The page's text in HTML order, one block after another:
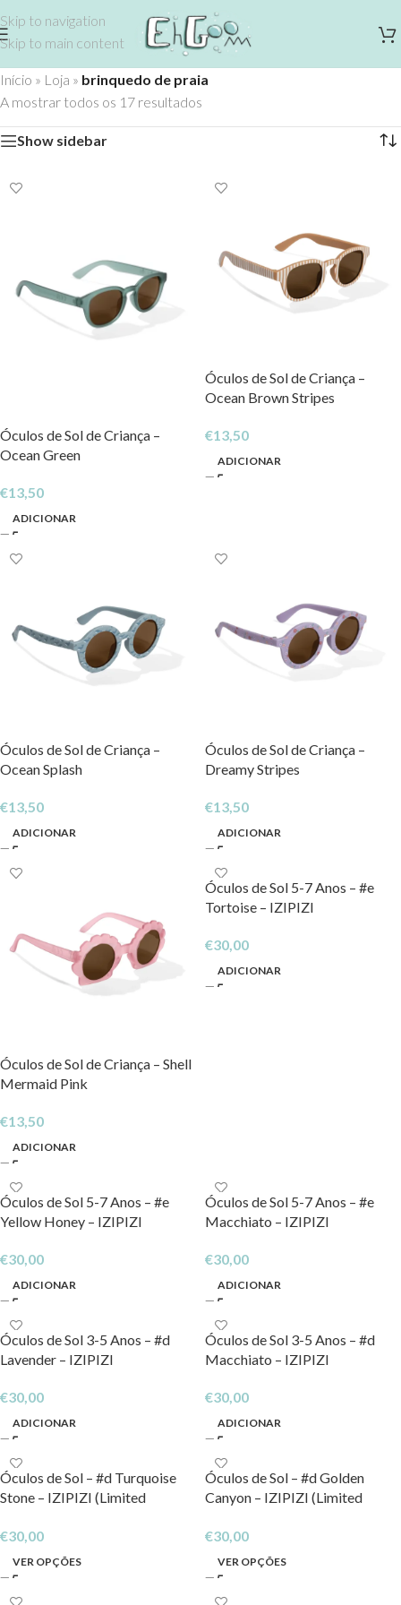
Skip to navigation
Skip to main content
Início » Loja » brinquedo de praia
A mostrar todos os 17 resultados
Show sidebar
Óculos de Sol de Criança –
Ocean Green
€13,50
ADICIONAR
Óculos de Sol de Criança –
Ocean Brown Stripes
€13,50
ADICIONAR
Óculos de Sol de Criança –
Ocean Splash
€13,50
ADICIONAR
Óculos de Sol de Criança –
Dreamy Stripes
€13,50
ADICIONAR
Óculos de Sol de Criança – Shell
Mermaid Pink
€13,50
ADICIONAR
Óculos de Sol 5-7 Anos – #e
Tortoise – IZIPIZI
€30,00
ADICIONAR
Óculos de Sol 5-7 Anos – #e
Yellow Honey – IZIPIZI
€30,00
ADICIONAR
Óculos de Sol 5-7 Anos – #e
Macchiato – IZIPIZI
€30,00
ADICIONAR
Óculos de Sol 3-5 Anos – #d
Lavender – IZIPIZI
€30,00
ADICIONAR
Óculos de Sol 3-5 Anos – #d
Macchiato – IZIPIZI
€30,00
ADICIONAR
Óculos de Sol – #d Turquoise
Stone – IZIPIZI (Limited
€30,00
VER OPÇÕES
Óculos de Sol – #d Golden
Canyon – IZIPIZI (Limited
€30,00
VER OPÇÕES